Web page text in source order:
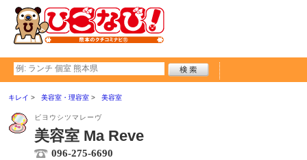
キレイ 美容室・理容室 美容室
ビヨウシツマレーヴ
美容室 Ma Reve
096-275-6690